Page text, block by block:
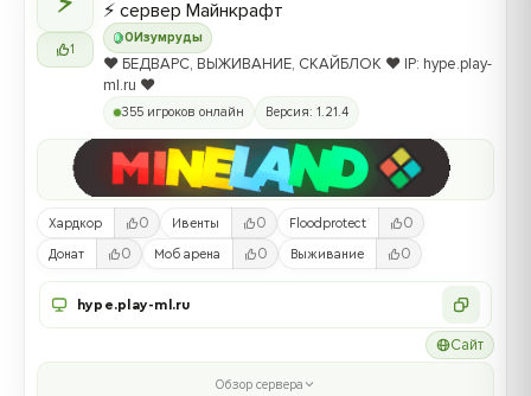
1
0 Изумруды
⚡ сервер Майнкрафт
❤️ БЕДВАРС, ВЫЖИВАНИЕ, СКАЙБЛОК ❤️ IP: hype.play-
ml.ru ❤️
355 игроков онлайн Версия: 1.21.4
Хардкор 0 Ивенты 0 Floodprotect 0
Донат 0 Моб арена 0 Выживание 0
hype.play-ml.ru
Сайт
Обзор сервера